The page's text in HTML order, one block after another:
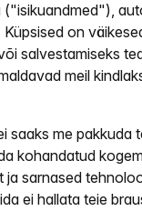
("isikuandmed"),
on
salvestamiseks
meil
saaks me pakkuda
kohandatud
sarnased
ei hallata teie